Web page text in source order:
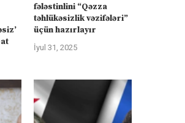
fələstinlini “Qəzza
təhlükəsizlik vəzifələri”
üçün hazırlayır
İyul 31, 2025